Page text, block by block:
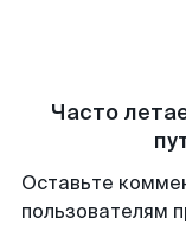
Часто
Оставьте
пользователям